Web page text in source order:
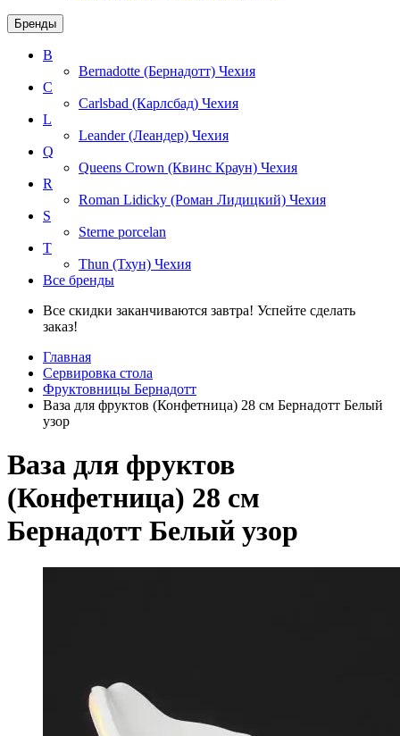
Бренды
B
Bernadotte (Бернадотт) Чехия
C
Carlsbad (Карлсбад) Чехия
L
Leander (Леандер) Чехия
Q
Queens Crown (Квинс Краун) Чехия
R
Roman Lidicky (Роман Лидицкий) Чехия
S
Sterne porcelan
T
Thun (Тхун) Чехия
Все бренды
Все скидки заканчиваются завтра! Успейте сделать
заказ!
Главная
Сервировка стола
Фруктовницы Бернадотт
Ваза для фруктов (Конфетница) 28 см Бернадотт Белый
узор
Ваза для фруктов
(Конфетница) 28 см
Бернадотт Белый узор